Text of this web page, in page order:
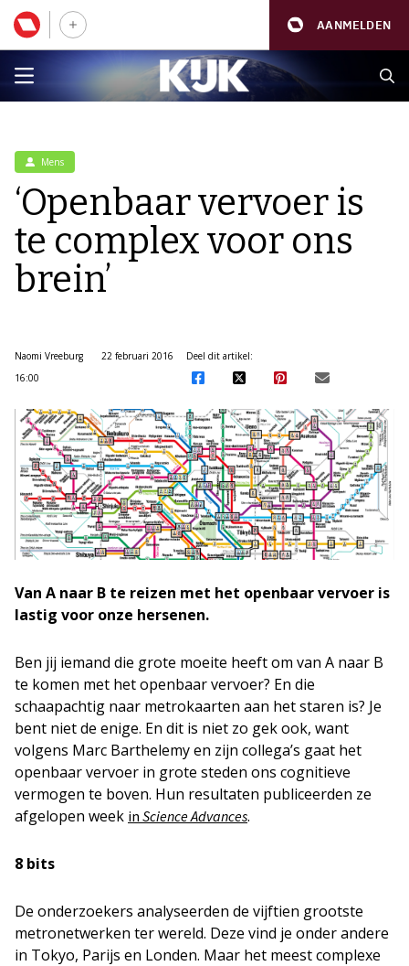
AANMELDEN
Mens
‘Openbaar vervoer is
te complex voor ons
brein’
Naomi Vreeburg
22 februari 2016
16:00
Deel dit artikel:
Van A naar B te reizen met het openbaar vervoer is
lastig voor onze hersenen.
Ben jij iemand die grote moeite heeft om van A naar B
te komen met het openbaar vervoer? En die
schaapachtig naar metrokaarten aan het staren is? Je
bent niet de enige. En dit is niet zo gek ook, want
volgens Marc Barthelemy en zijn collega’s gaat het
openbaar vervoer in grote steden ons cognitieve
vermogen te boven. Hun resultaten publiceerden ze
afgelopen week in Science Advances.
8 bits
De onderzoekers analyseerden de vijftien grootste
metronetwerken ter wereld. Deze vind je onder andere
in Tokyo, Parijs en Londen. Maar het meest complexe